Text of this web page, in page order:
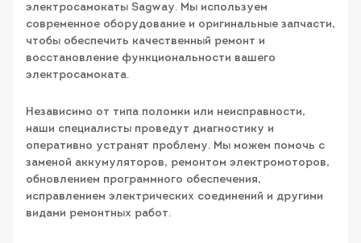
электросамокаты Sagway. Мы используем
современное оборудование и оригинальные запчасти,
чтобы обеспечить качественный ремонт и
восстановление функциональности вашего
электросамоката.
Независимо от типа поломки или неисправности,
наши специалисты проведут диагностику и
оперативно устранят проблему. Мы можем помочь с
заменой аккумуляторов, ремонтом электромоторов,
обновлением программного обеспечения,
исправлением электрических соединений и другими
видами ремонтных работ.